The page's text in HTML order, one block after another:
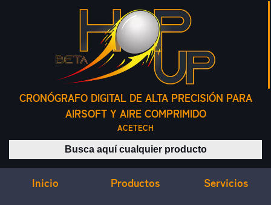
CRONÓGRAFO DIGITAL DE ALTA PRECISIÓN PARA
AIRSOFT Y AIRE COMPRIMIDO
ACETECH
Buscar productos
Inicio Productos Servicios